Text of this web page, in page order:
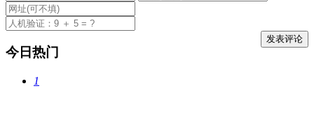
今日热门
1